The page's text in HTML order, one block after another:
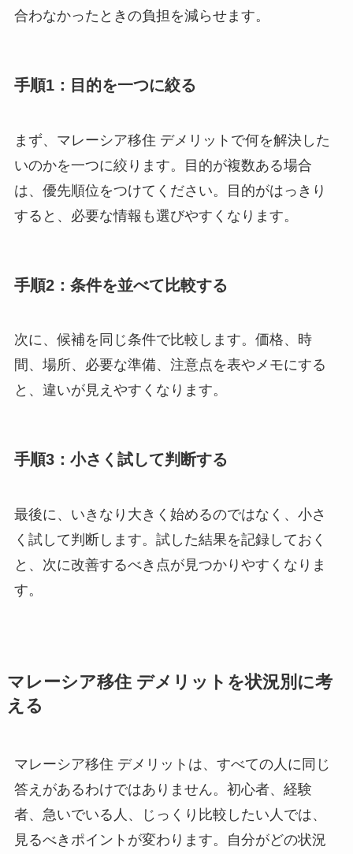
合わなかったときの負担を減らせます。
手順1：目的を一つに絞る
まず、マレーシア移住 デメリットで何を解決した
いのかを一つに絞ります。目的が複数ある場合
は、優先順位をつけてください。目的がはっきり
すると、必要な情報も選びやすくなります。
手順2：条件を並べて比較する
次に、候補を同じ条件で比較します。価格、時
間、場所、必要な準備、注意点を表やメモにする
と、違いが見えやすくなります。
手順3：小さく試して判断する
最後に、いきなり大きく始めるのではなく、小さ
く試して判断します。試した結果を記録しておく
と、次に改善するべき点が見つかりやすくなりま
す。
マレーシア移住 デメリットを状況別に考
える
マレーシア移住 デメリットは、すべての人に同じ
答えがあるわけではありません。初心者、経験
者、急いでいる人、じっくり比較したい人では、
見るべきポイントが変わります。自分がどの状況